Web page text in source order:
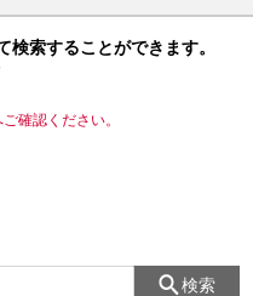
索することができます。
確認ください。
検索